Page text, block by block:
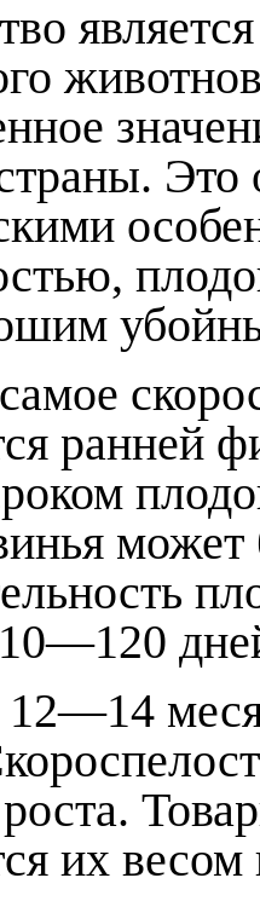
Это
ранней
12—14
их